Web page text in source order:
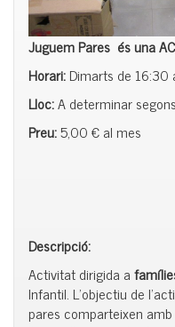
Juguem Pares és una
Horari:Dimarts de
Lloc:A determinar
Preu:5,00 € al mes
Descripció:
Activitat dirigida a
Infantil. L’objectiu de
pares comparteixen